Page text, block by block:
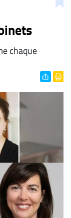
chaque